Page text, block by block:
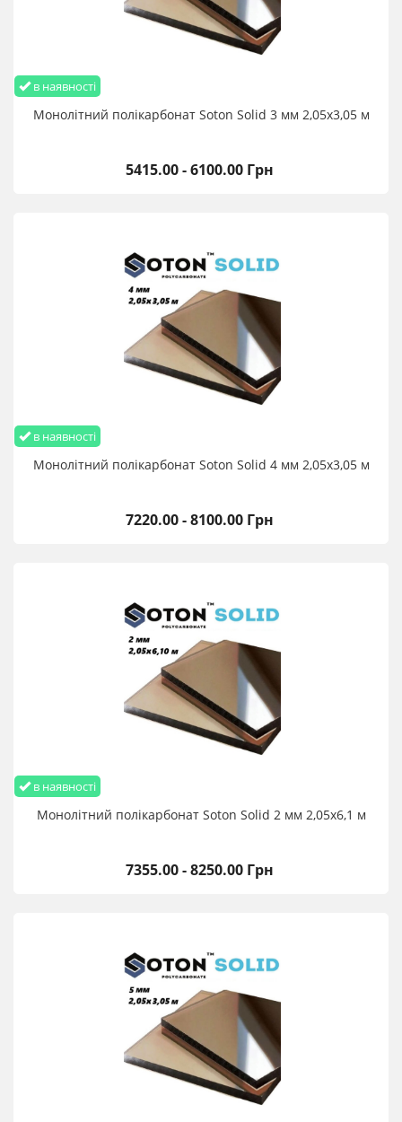
в наявності
Монолітний полікарбонат Soton Solid 3 мм 2,05х3,05 м
5415.00 - 6100.00 Грн
в наявності
Монолітний полікарбонат Soton Solid 4 мм 2,05х3,05 м
7220.00 - 8100.00 Грн
в наявності
Монолітний полікарбонат Soton Solid 2 мм 2,05х6,1 м
7355.00 - 8250.00 Грн